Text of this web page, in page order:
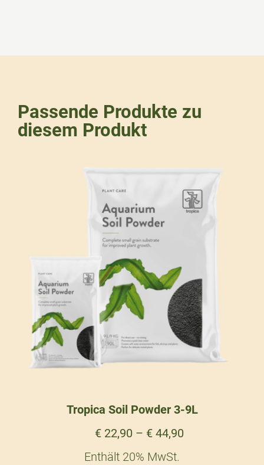
Passende Produkte zu
diesem Produkt
Tropica Soil Powder 3-9L
€ 22,90 – € 44,90
Enthält 20% MwSt.